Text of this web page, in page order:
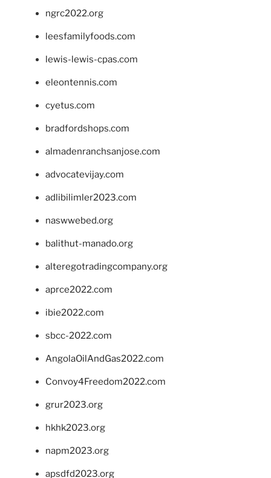
ngrc2022.org
leesfamilyfoods.com
lewis-lewis-cpas.com
eleontennis.com
cyetus.com
bradfordshops.com
almadenranchsanjose.com
advocatevijay.com
adlibilimler2023.com
naswwebed.org
balithut-manado.org
alteregotradingcompany.org
aprce2022.com
ibie2022.com
sbcc-2022.com
AngolaOilAndGas2022.com
Convoy4Freedom2022.com
grur2023.org
hkhk2023.org
napm2023.org
apsdfd2023.org